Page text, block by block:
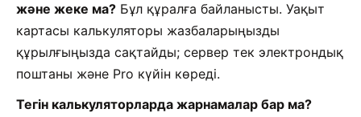
және жеке ма? Бұл құралға байланысты. Уақыт
картасы калькуляторы жазбаларыңызды
құрылғыңызда сақтайды; сервер тек электрондық
поштаны және Pro күйін көреді.
Тегін калькуляторларда жарнамалар бар ма?